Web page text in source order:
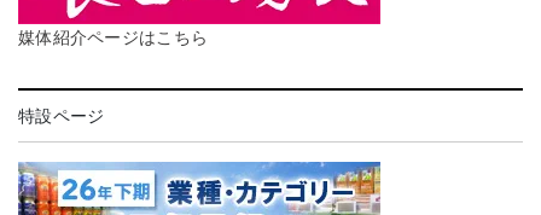
媒体紹介ページはこちら
特設ページ